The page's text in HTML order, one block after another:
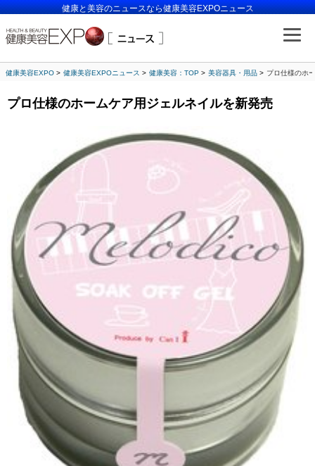
健康と美容のニュースなら健康美容EXPOニュース
健康美容EXPO 健康美容EXPOニュース 健康美容：TOP 美容器具・用品 プロ仕様のホ
プロ仕様のホームケア用ジェルネイルを新発売